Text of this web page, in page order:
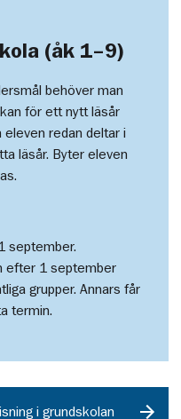
(åk 1–9)
behöver man
för ett nytt läsår
redan deltar i
läsår. Byter eleven
september.
efter 1 september
grupper. Annars får
termin.
i grundskolan